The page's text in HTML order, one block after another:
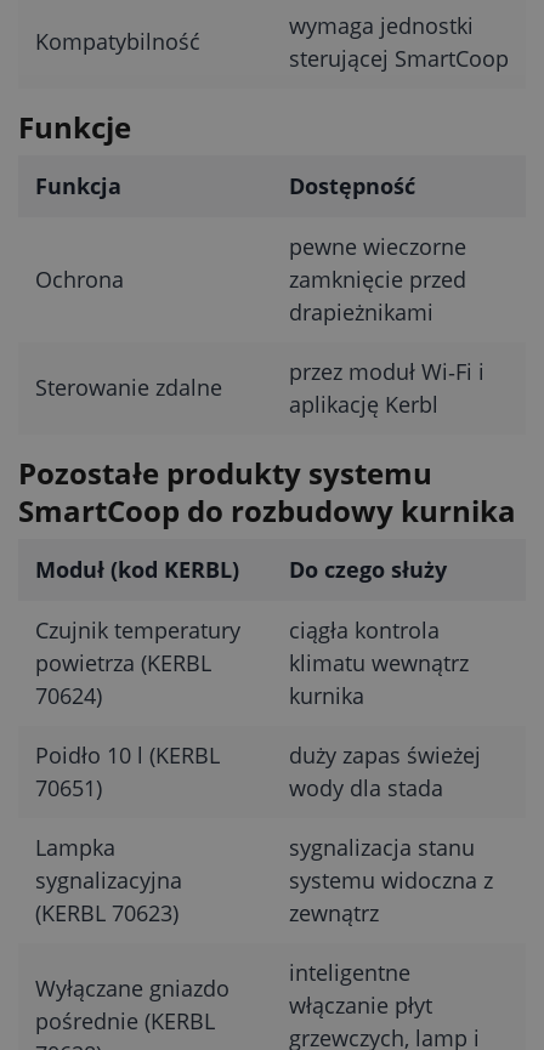
Kompatybilność
wymaga jednostki
sterującej SmartCoop
Funkcje
Funkcja Dostępność
Ochrona
pewne wieczorne
zamknięcie przed
drapieżnikami
Sterowanie zdalne
przez moduł Wi‑Fi i
aplikację Kerbl
Pozostałe produkty systemu
SmartCoop do rozbudowy kurnika
Moduł (kod KERBL) Do czego służy
Czujnik temperatury
powietrza (KERBL
70624)
ciągła kontrola
klimatu wewnątrz
kurnika
Poidło 10 l (KERBL
70651)
duży zapas świeżej
wody dla stada
Lampka
sygnalizacyjna
(KERBL 70623)
sygnalizacja stanu
systemu widoczna z
zewnątrz
Wyłączane gniazdo
pośrednie (KERBL
inteligentne
włączanie płyt
grzewczych, lamp i